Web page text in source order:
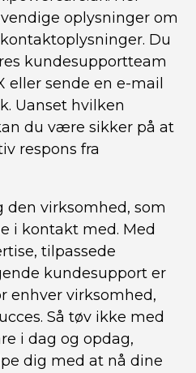
oplysninger om
Du
kundesupportteam
eller sende en e-mail
Uanset hvilken
du være sikker på at
respons fra
den virksomhed, som
i kontakt med. Med
tilpassede
kundesupport er
enhver virksomhed,
Så tøv ikke med
i dag og opdag,
dig med at nå dine